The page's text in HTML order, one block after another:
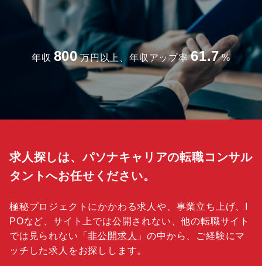
年収 800 万円以上、年収アップ率 61.7 %
求人探しは、パソナキャリアの転職コンサル
タントへお任せください。
極秘プロジェクトにかかわる求人や、事業立ち上げ、I
POなど、サイト上では公開されない、他の転職サイト
では見られない「非公開求人 」の中から、ご経験にマ
ッチした求人をお探しします。